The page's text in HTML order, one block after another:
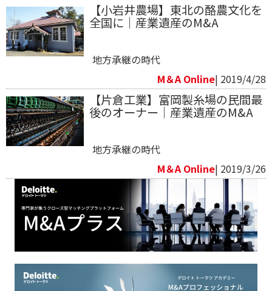
【小岩井農場】東北の酪農文化を
全国に｜産業遺産のM&A
地方承継の時代
M＆A Online| 2019/4/28
【片倉工業】富岡製糸場の民間最
後のオーナー｜産業遺産のM&A
地方承継の時代
M＆A Online| 2019/3/26